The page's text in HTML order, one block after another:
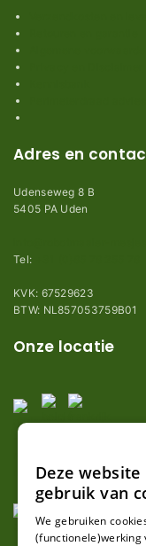
Adres en
Udenseweg 8 B
5405 PA Uden
Tel:
KVK: 67529623
BTW: NL857053759B01
Onze locatie
Deze
gebruik van
We gebruiken
(functionele)werking